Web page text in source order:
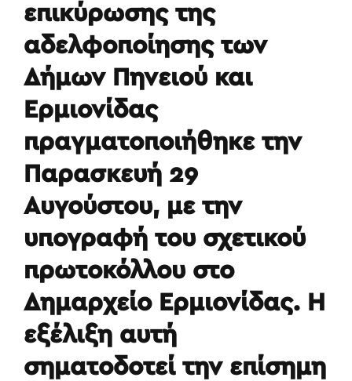
επικύρωσης της
αδελφοποίησης των
Δήμων Πηνειού και
Ερμιονίδας
πραγματοποιήθηκε την
Παρασκευή 29
Αυγούστου, με την
υπογραφή του σχετικού
πρωτοκόλλου στο
Δημαρχείο Ερμιονίδας. Η
εξέλιξη αυτή
σηματοδοτεί την επίσημη